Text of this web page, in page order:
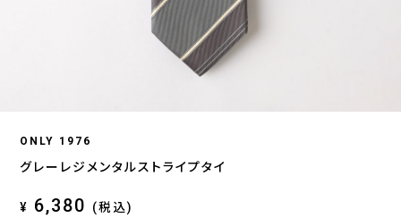
ONLY 1976
グレーレジメンタルストライプタイ
¥ 6,380 (税込)